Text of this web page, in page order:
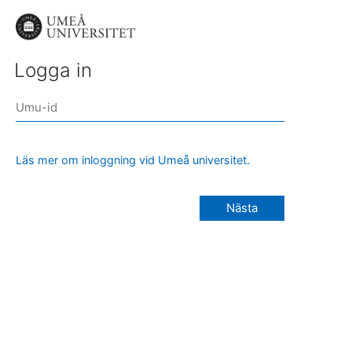
Logga in
Läs mer om inloggning vid Umeå universitet.
Nästa